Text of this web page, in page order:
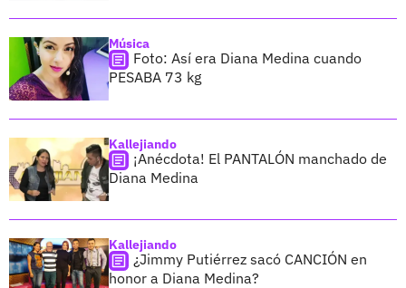
Música
Foto: Así era Diana Medina cuando
PESABA 73 kg
Kallejiando
¡Anécdota! El PANTALÓN manchado de
Diana Medina
Kallejiando
¿Jimmy Putiérrez sacó CANCIÓN en
honor a Diana Medina?